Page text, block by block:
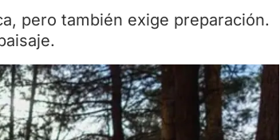
pero también exige preparación.